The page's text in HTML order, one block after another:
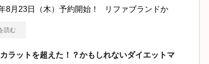
8月23日（木）予約開始！ リファブランドか
読む
ラットを超えた！？かもしれないダイエットマ